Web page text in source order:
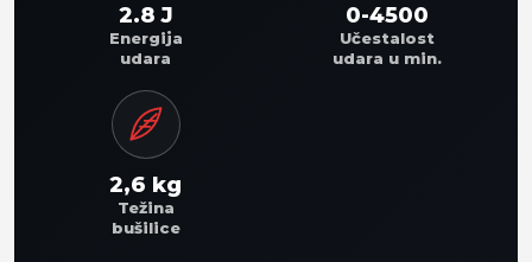
2.8 J
Energija
udara
0-4500
Učestalost
udara u min.
2,6 kg
Težina
bušilice